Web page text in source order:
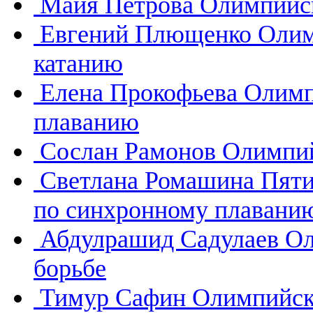
Евгений Плющенко
катанию
Елена Прокофьева
плаванию
Сослан Рамонов
Светлана Ромашина
по синхронному
Абдулрашид Садулаев
борьбе
Тимур Сафин